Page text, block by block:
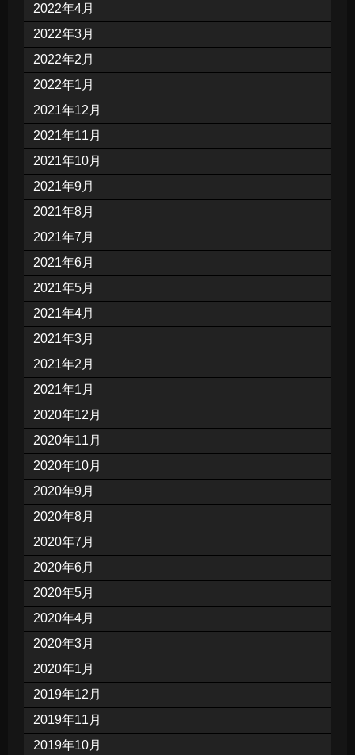
2022年4月
2022年3月
2022年2月
2022年1月
2021年12月
2021年11月
2021年10月
2021年9月
2021年8月
2021年7月
2021年6月
2021年5月
2021年4月
2021年3月
2021年2月
2021年1月
2020年12月
2020年11月
2020年10月
2020年9月
2020年8月
2020年7月
2020年6月
2020年5月
2020年4月
2020年3月
2020年1月
2019年12月
2019年11月
2019年10月